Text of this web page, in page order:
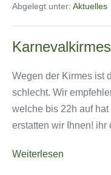
2026
Abgelegt unter: Aktuelles
Wegen der Kirmes ist
schlecht. Wir
welche bis 22h auf
erstatten wir Ihnen! ihr
Weiterlesen